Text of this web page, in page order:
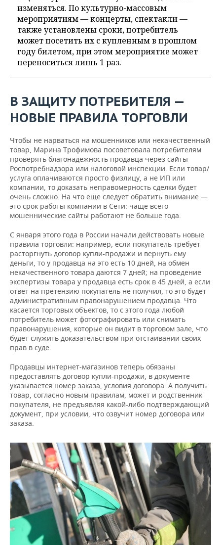
изменяться. По культурно-массовым
мероприятиям — концерты, спектакли —
также установлены сроки, потребитель
может посетить их с купленным в прошлом
году билетом, при этом мероприятие может
переноситься лишь 1 раз.
В ЗАЩИТУ ПОТРЕБИТЕЛЯ —
НОВЫЕ ПРАВИЛА ТОРГОВЛИ
Чтобы не нарваться на мошенников или некачественный
товар, Марина Трофимова посоветовала потребителям
проверять благонадежность продавца через сайты
Роспотребнадзора или налоговой инспекции. Если товар/
услуга оплачиваются просто физлицу, а не ИП или
компании, то доказать неправомерность сделки будет
очень сложно. На что еще следует обратить внимание —
это срок работы компании в Сети: чаще всего
мошеннические сайты работают не больше года.
С января этого года в России начали действовать новые
правила торговли: например, если покупатель требует
расторгнуть договор купли-продажи и вернуть ему
деньги, то у продавца на это есть 10 дней, на обмен
некачественного товара даются 7 дней; на проведение
экспертизы товара у продавца есть срок в 45 дней, а если
ответ на претензию покупатель не получил, то это будет
административным правонарушением продавца. Что
касается торговых объектов, то с этого года любой
потребитель может фотографировать или снимать
правонарушения, которые он видит в торговом зале, что
будет служить доказательством при отстаивании своих
прав в суде.
Продавцы интернет-магазинов теперь обязаны
предоставлять договор купли-продажи, в документе
указывается номер заказа, условия договора. А получить
товар, согласно новым правилам, может и родственник
покупателя, не предъявляя какой-либо подтверждающий
документ, при условии, что озвучит номер договора или
заказа.